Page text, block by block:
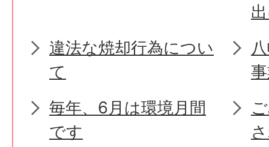
違法な焼却行為につい
て
毎年、6月は環境月間
です